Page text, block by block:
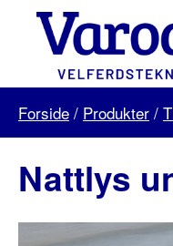
Varodd
Forside / Produkter /
Nattlys